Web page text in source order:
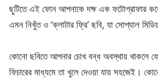
ছুটিতে এই ফোন আপনাকে দক্ষ এক ফটোগ্রাফার
এমন নিখুঁত ও ‘ক্লাটার ফ্রি’ ছবি, যা সোশ্যাল
কোনো ছবিতে আপনার চোখ বন্ধ অবস্থায় থাকলে
ফিচারের মাধ্যমে তা খুলে দেওয়া যায় সহজেই।